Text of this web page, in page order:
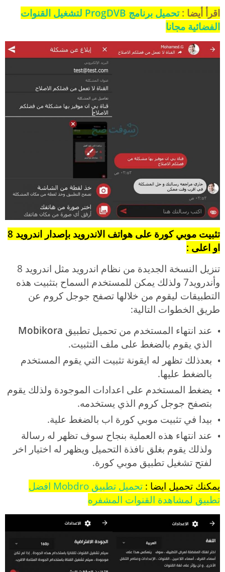
اقرأ أيضا :
تحميل برنامج ProgDVB لتشغيل القنوات
الفضائية مجانا
تثبيت موبي كورة على هواتف الاندرويد بإصدار اندرويد 8
او اعلى :
تنزيل النسخة الجديدة من نظام اندرويد مثل اندرويد 8
وأندرويد7 ولذلك يمكن للمستخدم السماح بتثبيت هذه
التطبيقات ليقوم من خلالها تصفح جوجل كروم عن
طريق الخطوات التالية:
عند انتهاء المستخدم من تحميل تطبيق Mobikora
الذي يقوم بالضغط على ملف التثبيت.
بعدذلك تظهر له ايقونة تثبيت التي يقوم المستخدم
بالضغط عليها.
يضغط المستخدم على اعدادات الموجودة ولذلك يقوم
بتصفح جوجل كروم الذي يستخدمه.
بيدا في تثبيت موبي كورة اب بالضغط علية.
عند انتهاء هذه العملية بنجاح سوف تظهر له رسالة
ولذلك يقوم بغلق نافذة التحميل ويظهر له اختيار اخر
لفتح تشغيل تطبيق موبي كورة.
يمكنك تحميل ايضا :
تحميل تطبيق Mobdro افضل
تطبيق لمشاهدة القنوات المشفره